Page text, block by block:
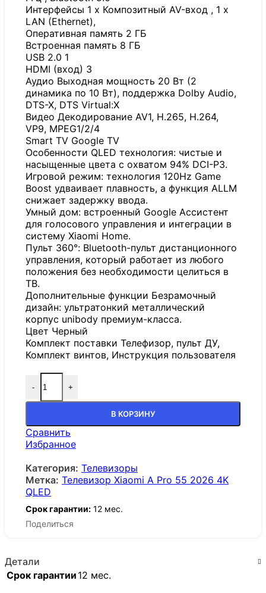
Интерфейсы 1 x Композитный AV-вход , 1 x
LAN (Ethernet),
Оперативная память 2 ГБ
Встроенная память 8 ГБ
USB 2.0 1
HDMI (вход) 3
Аудио Выходная мощность 20 Вт (2
динамика по 10 Вт), поддержка Dolby Audio,
DTS-X, DTS Virtual:X
Видео Декодирование AV1, H.265, H.264,
VP9, MPEG1/2/4
Smart TV Google TV
Особенности QLED технология: чистые и
насыщенные цвета с охватом 94% DCI-P3.
Игровой режим: технология 120Hz Game
Boost удваивает плавность, а функция ALLM
снижает задержку ввода.
Умный дом: встроенный Google Ассистент
для голосового управления и интеграции в
систему Xiaomi Home.
Пульт 360°: Bluetooth-пульт дистанционного
управления, который работает из любого
положения без необходимости целиться в
ТВ.
Дополнительные функции Безрамочный
дизайн: ультратонкий металлический
корпус unibody премиум-класса.
Цвет Черный
Комплект поставки Телефизор, пульт ДУ,
Комплект винтов, Инструкция пользователя
- +
В КОРЗИНУ
Сравнить
Избранное
Категория: Телевизоры
Метка: Телевизор Xiaomi A Pro 55 2026 4K
QLED
Срок гарантии: 12 мес.
Поделиться
Детали
Срок гарантии 12 мес.